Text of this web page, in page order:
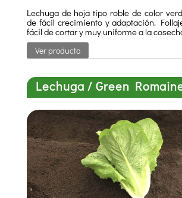
Lechuga de hoja tipo roble de color
de fácil crecimiento y adaptación.
fácil de cortar y muy uniforme a la
Ver producto
Lechuga / Green